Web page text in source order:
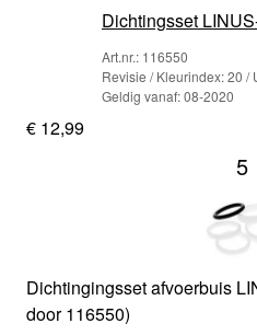
Dichtingsset
Art.nr.: 116550
Revisie / Kleurindex: 20 /
Geldig vanaf: 08-2020
€ 12,99
5
Dichtingingsset afvoerbuis
door 116550)